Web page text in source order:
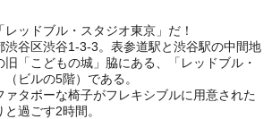
ッドブル・スタジオ東京」だ！
渋谷区渋谷1-3-3。表参道駅と渋谷駅の中間地
旧「こどもの城」脇にある、「レッドブル・
ビルの5階）である。
ァタボーな椅子がフレキシブルに用意された
過ごす2時間。